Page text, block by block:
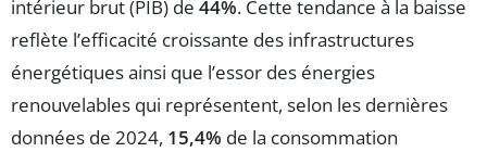
intérieur brut (PIB) de 44%. Cette tendance à la baisse
reflète l’efficacité croissante des infrastructures
énergétiques ainsi que l’essor des énergies
renouvelables qui représentent, selon les dernières
données de 2024, 15,4% de la consommation